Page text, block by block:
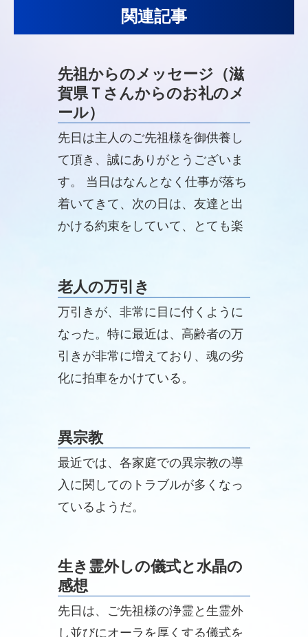
関連記事
先祖からのメッセージ（滋
賀県Ｔさんからのお礼のメ
ール）
先日は主人のご先祖様を御供養し
て頂き、誠にありがとうございま
す。 当日はなんとなく仕事が落ち
着いてきて、次の日は、友達と出
かける約束をしていて、とても楽
思いました。
老人の万引き
万引きが、非常に目に付くように
なった。特に最近は、高齢者の万
引きが非常に増えており、魂の劣
化に拍車をかけている。
異宗教
最近では、各家庭での異宗教の導
入に関してのトラブルが多くなっ
ているようだ。
生き霊外しの儀式と水晶の
感想
先日は、ご先祖様の浄霊と生霊外
し並びにオーラを厚くする儀式を